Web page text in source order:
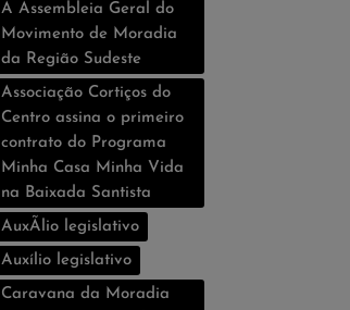
A Assembleia Geral do
Movimento de Moradia
da Região Sudeste
Associação Cortiços do
Centro assina o primeiro
contrato do Programa
Minha Casa Minha Vida
na Baixada Santista
AuxÃ­lio legislativo
Auxí­lio legislativo
Caravana da Moradia